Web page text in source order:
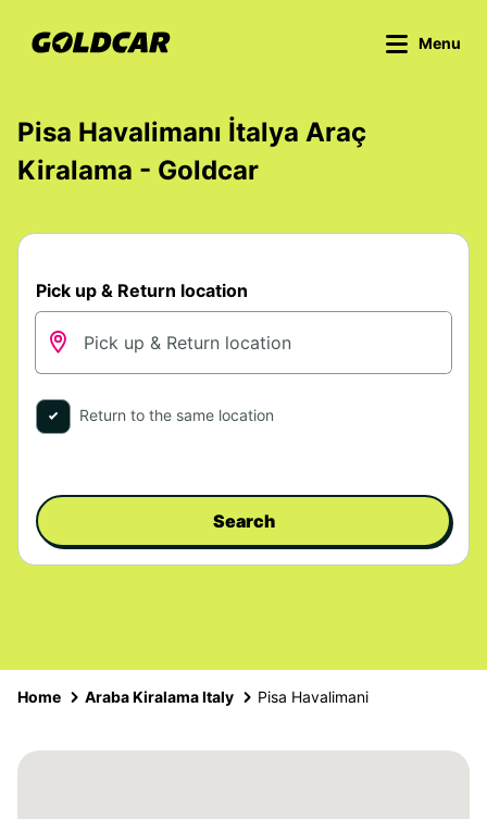
Menu
Pisa Havalimanı İtalya Araç
Kiralama - Goldcar
Pick up & Return location
Return to the same location
Search
Home Araba Kiralama Italy Pisa Havalimani